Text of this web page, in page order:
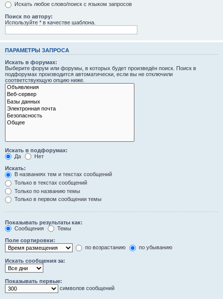
Искать любое слово/поиск с языком запросов
Поиск по автору:
Используйте * в качестве шаблона.
ПАРАМЕТРЫ ЗАПРОСА
Искать в форумах:
Выберите форум или форумы, в которых будет произведён поиск. Поиск в
подфорумах производится автоматически, если вы не отключили
соответствующую опцию ниже.
Искать в подфорумах:
Да
Нет
Искать:
В названиях тем и текстах сообщений
Только в текстах сообщений
Только по названию темы
Только в первом сообщении темы
Показывать результаты как:
Сообщения
Темы
Поле сортировки:
по возрастанию
по убыванию
Искать сообщения за:
Показывать первые:
символов сообщений